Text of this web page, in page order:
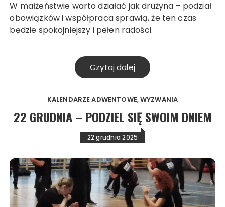
W małżeństwie warto działać jak drużyna – podział
obowiązków i współpraca sprawią, że ten czas
będzie spokojniejszy i pełen radości.
Czytaj dalej
KALENDARZE ADWENTOWE WYZWANIA
22 GRUDNIA – PODZIEL SIĘ SWOIM DNIEM
22 grudnia 2025